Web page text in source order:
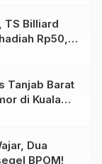
TS Billiard
Rp50,8
Tanjab Barat
di Kuala
Dua
BPOM!